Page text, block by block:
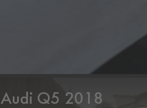
Audi Q5 2018